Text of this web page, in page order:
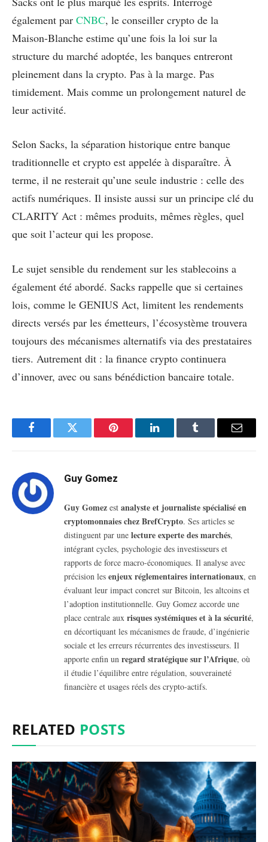
également par CNBC, le conseiller crypto de la
Maison-Blanche estime qu’une fois la loi sur la
structure du marché adoptée, les banques entreront
pleinement dans la crypto. Pas à la marge. Pas
timidement. Mais comme un prolongement naturel de
leur activité.
Selon Sacks, la séparation historique entre banque
traditionnelle et crypto est appelée à disparaître. À
terme, il ne resterait qu’une seule industrie : celle des
actifs numériques. Il insiste aussi sur un principe clé du
CLARITY Act : mêmes produits, mêmes règles, quel
que soit l’acteur qui les propose.
Le sujet sensible du rendement sur les stablecoins a
également été abordé. Sacks rappelle que si certaines
lois, comme le GENIUS Act, limitent les rendements
directs versés par les émetteurs, l’écosystème trouvera
toujours des mécanismes alternatifs via des prestataires
tiers. Autrement dit : la finance crypto continuera
d’innover, avec ou sans bénédiction bancaire totale.
FacebookTwitter Pinterest LinkedInTumblr Email
Guy Gomez
Guy Gomez est analyste et journaliste spécialisé en
cryptomonnaies chez BrefCrypto. Ses articles se
distinguent par une lecture experte des marchés,
intégrant cycles, psychologie des investisseurs et
rapports de force macro-économiques. Il analyse avec
précision les enjeux réglementaires internationaux, en
évaluant leur impact concret sur Bitcoin, les altcoins et
l’adoption institutionnelle. Guy Gomez accorde une
place centrale aux risques systémiques et à la sécurité,
en décortiquant les mécanismes de fraude, d’ingénierie
sociale et les erreurs récurrentes des investisseurs. Il
apporte enfin un regard stratégique sur l’Afrique, où
il étudie l’équilibre entre régulation, souveraineté
financière et usages réels des crypto-actifs.
RELATED POSTS